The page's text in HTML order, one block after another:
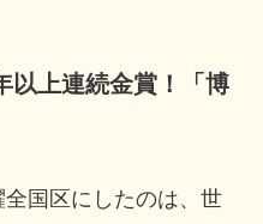
以上連続金賞！「博
国区にしたのは、世